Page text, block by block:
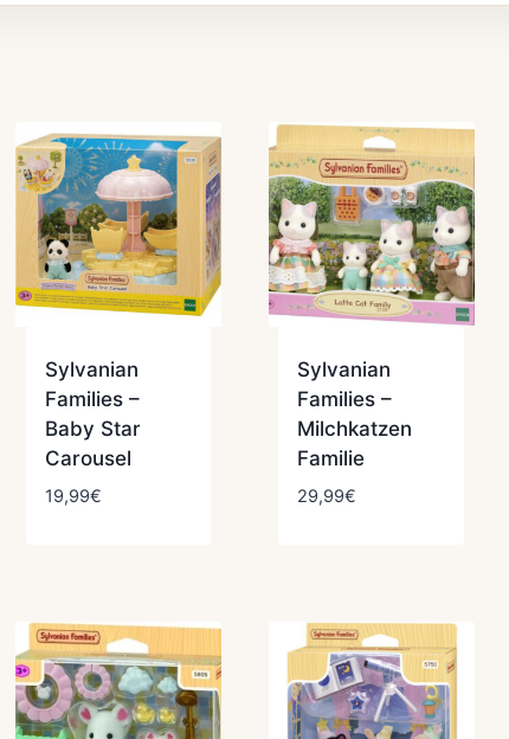
Sylvanian
Families –
Baby Star
Carousel
19,99€
Sylvanian
Families –
Milchkatzen
Familie
29,99€